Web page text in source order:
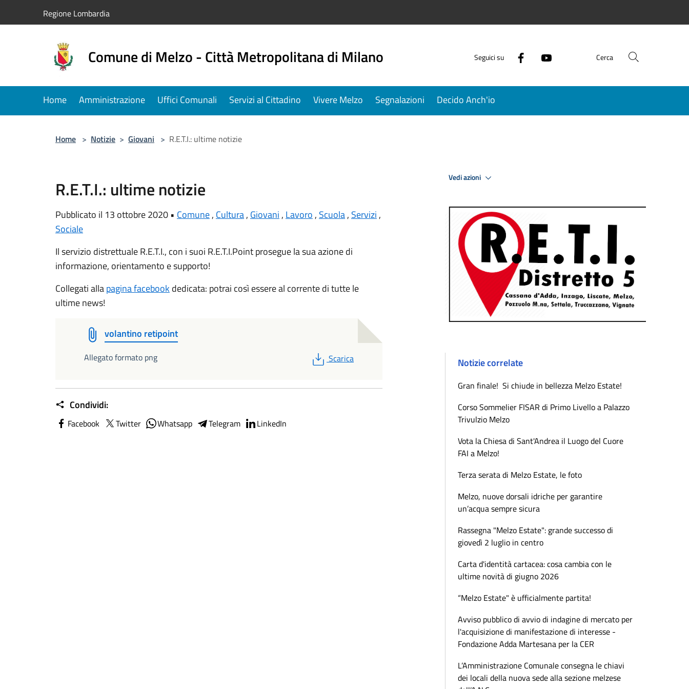
Regione Lombardia
Comune di Melzo - Città Metropolitana di Milano Seguici su Cerca
Home Amministrazione Uffici Comunali Servizi al Cittadino Vivere Melzo Segnalazioni Decido Anch'io
Home > Notizie > Giovani > R.E.T.I.: ultime notizie
R.E.T.I.: ultime notizie
Pubblicato il 13 ottobre 2020 • Comune, Cultura, Giovani , Lavoro , Scuola, Servizi ,
Sociale
Il servizio distrettuale R.E.T.I., con i suoi R.E.T.I.Point prosegue la sua azione di
informazione, orientamento e supporto!
Collegati allapagina facebook dedicata: potrai così essere al corrente di tutte le
ultime news!
volantino retipoint
Allegato formato png PDF
Scarica
Condividi:
Facebook Twitter Whatsapp Telegram LinkedIn
Vedi azioni
Notizie correlate
Gran finale! Si chiude in bellezza Melzo Estate!
Corso Sommelier FISAR di Primo Livello a Palazzo
Trivulzio Melzo
Vota la Chiesa di Sant'Andrea il Luogo del Cuore
FAI a Melzo!
Terza serata di Melzo Estate, le foto
Melzo, nuove dorsali idriche per garantire
un’acqua sempre sicura
Rassegna "Melzo Estate": grande successo di
giovedì 2 luglio in centro
Carta d'identità cartacea: cosa cambia con le
ultime novità di giugno 2026
“Melzo Estate" è ufficialmente partita!
Avviso pubblico di avvio di indagine di mercato per
l'acquisizione di manifestazione di interesse -
Fondazione Adda Martesana per la CER
L’Amministrazione Comunale consegna le chiavi
dei locali della nuova sede alla sezione melzese